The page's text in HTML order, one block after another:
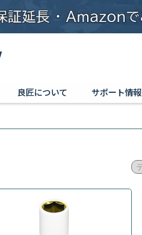
良匠について サポート情報